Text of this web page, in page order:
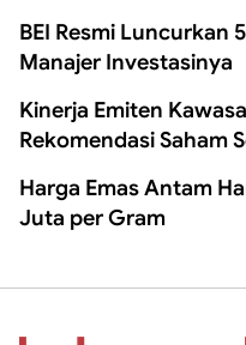
BEI Resmi Luncurkan
Manajer Investasinya
Kinerja Emiten
Rekomendasi Saham
Harga Emas Antam
Juta per Gram